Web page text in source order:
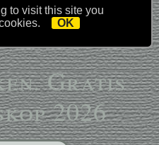
News
Gratis
2026
to visit this site you
OK